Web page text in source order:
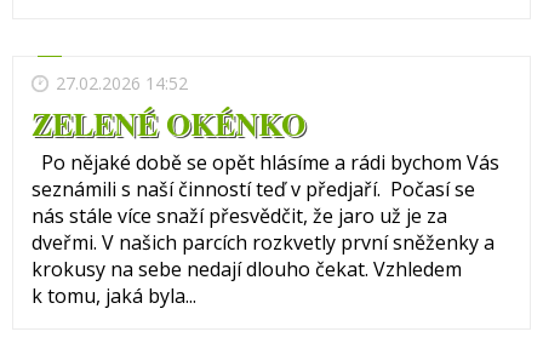
27.02.2026 14:52
ZELENÉ OKÉNKO
Po nějaké době se opět hlásíme a rádi bychom Vás
seznámili s naší činností teď v předjaří. Počasí se
nás stále více snaží přesvědčit, že jaro už je za
dveřmi. V našich parcích rozkvetly první sněženky a
krokusy na sebe nedají dlouho čekat. Vzhledem
k tomu, jaká byla...